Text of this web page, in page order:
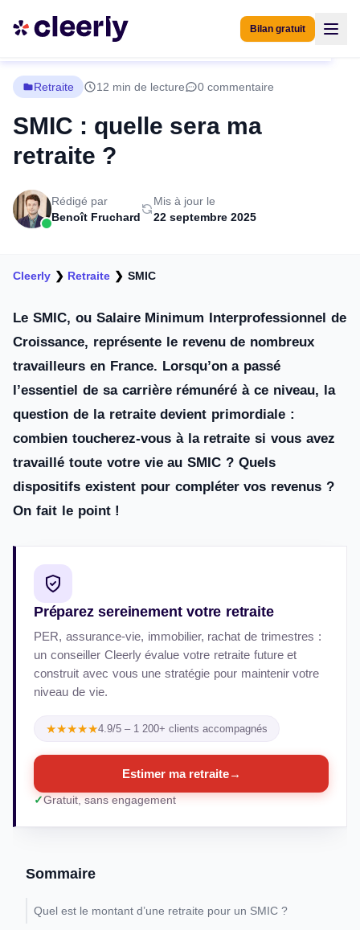
Bilan gratuit
Retraite 12 min de lecture 0 commentaire
SMIC : quelle sera ma
retraite ?
Rédigé par
Benoît Fruchard
Mis à jour le
22 septembre 2025
Cleerly ❯ Retraite ❯ SMIC
Le SMIC, ou Salaire Minimum Interprofessionnel de
Croissance, représente le revenu de nombreux
travailleurs en France. Lorsqu’on a passé
l’essentiel de sa carrière rémunéré à ce niveau, la
question de la retraite devient primordiale :
combien toucherez-vous à la retraite si vous avez
travaillé toute votre vie au SMIC ? Quels
dispositifs existent pour compléter vos revenus ?
On fait le point !
Préparez sereinement votre retraite
PER, assurance-vie, immobilier, rachat de trimestres :
un conseiller Cleerly évalue votre retraite future et
construit avec vous une stratégie pour maintenir votre
niveau de vie.
★★★★★4.9/5 – 1 200+ clients accompagnés
Estimer ma retraite→
Gratuit, sans engagement
Sommaire
Quel est le montant d’une retraite pour un SMIC ?